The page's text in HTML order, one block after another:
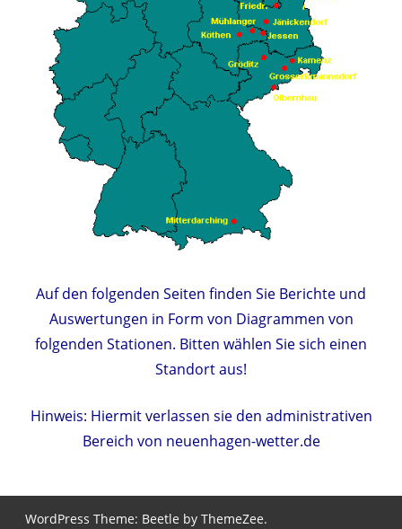
Auf den folgenden Seiten finden Sie Berichte und
Auswertungen in Form von Diagrammen von
folgenden Stationen. Bitten wählen Sie sich einen
Standort aus!
Hinweis: Hiermit verlassen sie den administrativen
Bereich von neuenhagen-wetter.de
WordPress Theme: Beetle by ThemeZee.